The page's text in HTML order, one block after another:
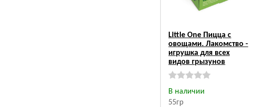
Little One Пицца с
овощами. Лакомство -
игрушка для всех
видов грызунов
В наличии
55гр